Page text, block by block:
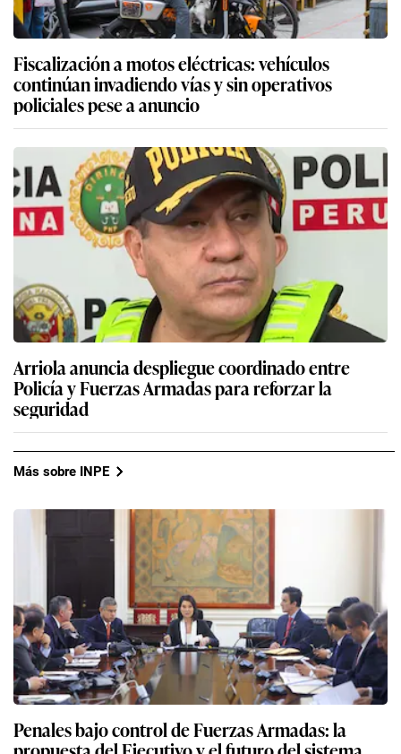
Fiscalización a motos eléctricas: vehículos
continúan invadiendo vías y sin operativos
policiales pese a anuncio
Arriola anuncia despliegue coordinado entre
Policía y Fuerzas Armadas para reforzar la
seguridad
Más sobre INPE
Penales bajo control de Fuerzas Armadas: la